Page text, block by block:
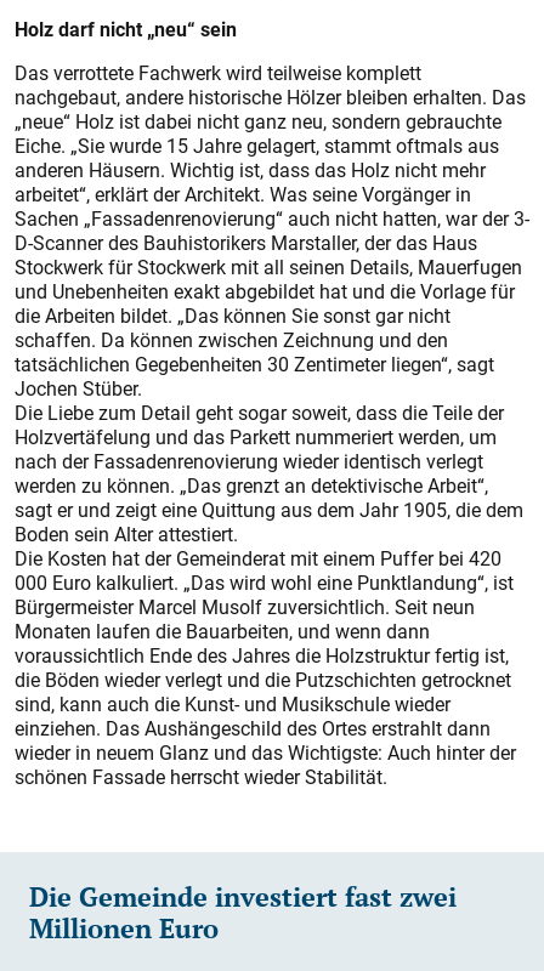
Holz darf nicht „neu“ sein
Das verrottete Fachwerk wird teilweise komplett
nachgebaut, andere historische Hölzer bleiben erhalten. Das
„neue“ Holz ist dabei nicht ganz neu, sondern gebrauchte
Eiche. „Sie wurde 15 Jahre gelagert, stammt oftmals aus
anderen Häusern. Wichtig ist, dass das Holz nicht mehr
arbeitet“, erklärt der Architekt. Was seine Vorgänger in
Sachen „Fassadenrenovierung“ auch nicht hatten, war der 3-
D-Scanner des Bauhistorikers Marstaller, der das Haus
Stockwerk für Stockwerk mit all seinen Details, Mauerfugen
und Unebenheiten exakt abgebildet hat und die Vorlage für
die Arbeiten bildet. „Das können Sie sonst gar nicht
schaffen. Da können zwischen Zeichnung und den
tatsächlichen Gegebenheiten 30 Zentimeter liegen“, sagt
Jochen Stüber.
Die Liebe zum Detail geht sogar soweit, dass die Teile der
Holzvertäfelung und das Parkett nummeriert werden, um
nach der Fassadenrenovierung wieder identisch verlegt
werden zu können. „Das grenzt an detektivische Arbeit“,
sagt er und zeigt eine Quittung aus dem Jahr 1905, die dem
Boden sein Alter attestiert.
Die Kosten hat der Gemeinderat mit einem Puffer bei 420
000 Euro kalkuliert. „Das wird wohl eine Punktlandung“, ist
Bürgermeister Marcel Musolf zuversichtlich. Seit neun
Monaten laufen die Bauarbeiten, und wenn dann
voraussichtlich Ende des Jahres die Holzstruktur fertig ist,
die Böden wieder verlegt und die Putzschichten getrocknet
sind, kann auch die Kunst- und Musikschule wieder
einziehen. Das Aushängeschild des Ortes erstrahlt dann
wieder in neuem Glanz und das Wichtigste: Auch hinter der
schönen Fassade herrscht wieder Stabilität.
Die Gemeinde investiert fast zwei
Millionen Euro